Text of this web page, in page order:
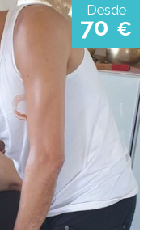
Desde
70 €